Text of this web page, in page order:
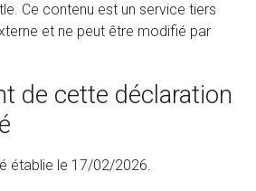
Ce contenu est un service tiers
et ne peut être modifié par
de cette déclaration
établie le 17/02/2026.